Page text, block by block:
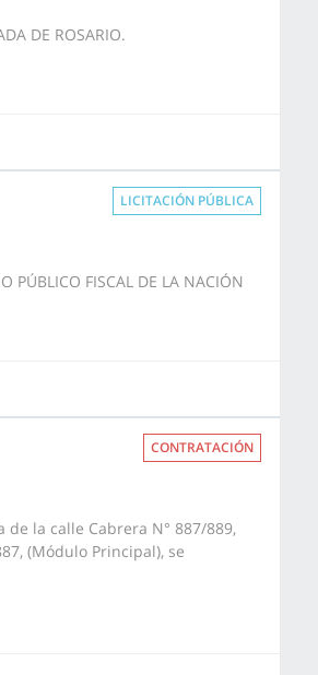
DE ROSARIO.
LICITACIÓN PÚBLICA
PÚBLICO FISCAL DE LA NACIÓN
CONTRATACIÓN
la calle Cabrera N° 887/889,
(Módulo Principal), se